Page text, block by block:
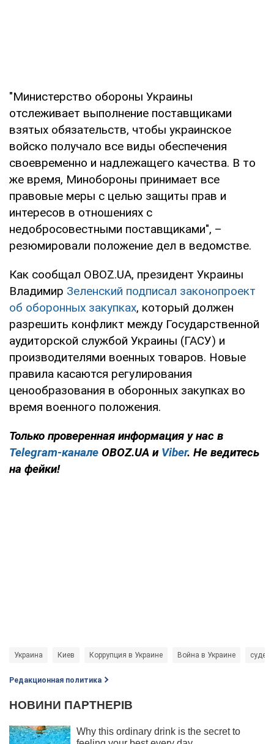
"Министерство обороны Украины
отслеживает выполнение поставщиками
взятых обязательств, чтобы украинское
войско получало все виды обеспечения
своевременно и надлежащего качества. В то
же время, Минобороны принимает все
правовые меры с целью защиты прав и
интересов в отношениях с
недобросовестными поставщиками", –
резюмировали положение дел в ведомстве.
Как сообщал OBOZ.UA, президент Украины
Владимир Зеленский подписал законопроект
об оборонных закупках, который должен
разрешить конфликт между Государственной
аудиторской службой Украины (ГАСУ) и
производителями военных товаров. Новые
правила касаются регулирования
ценообразования в оборонных закупках во
время военного положения.
Только проверенная информация у нас в
Telegram-канале OBOZ.UA и Viber. Не ведитесь
на фейки!
Украина Киев Коррупция в Украине Война в Украине
Редакционная политика